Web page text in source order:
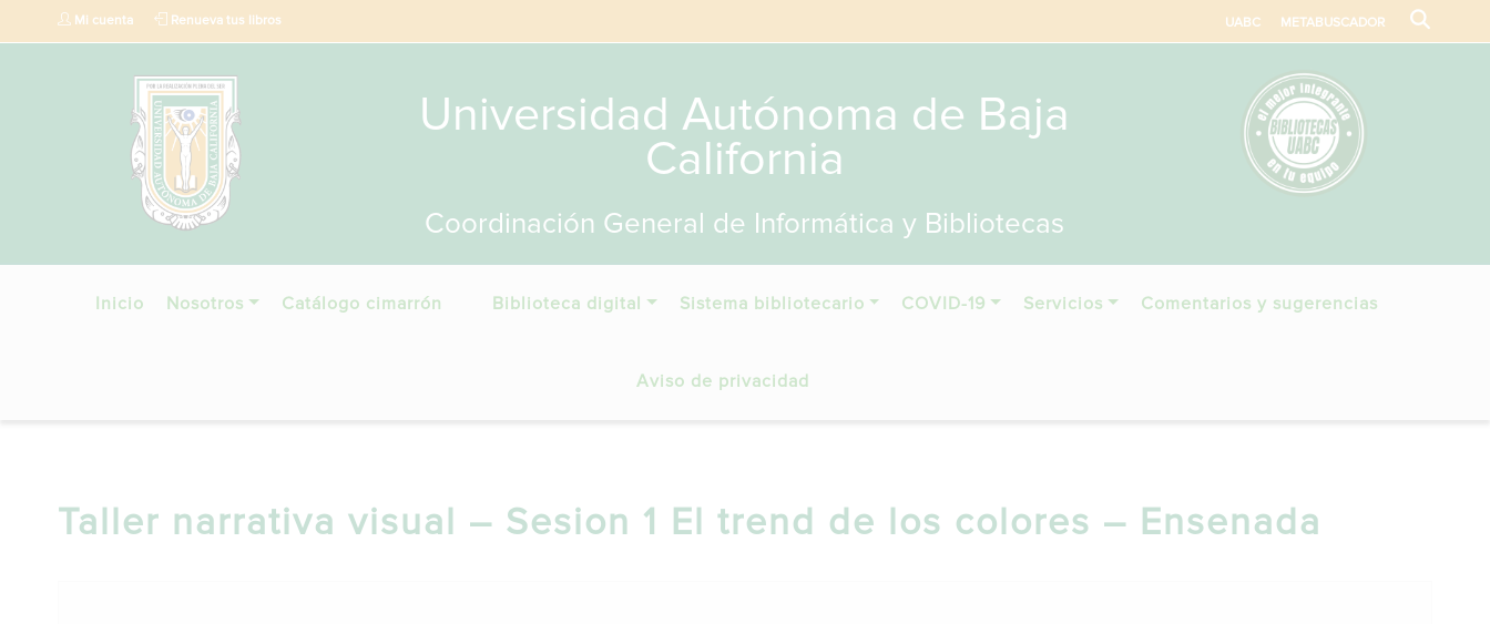
Mi cuenta Renueva tus libros UABC METABUSCADOR
Universidad Autónoma de Baja
California
Coordinación General de Informática y Bibliotecas
Inicio Nosotros Catálogo cimarrón Biblioteca digital Sistema bibliotecario COVID-19 Servicios Comentarios y sugerencias
Aviso de privacidad
Taller narrativa visual – Sesion 1 El trend de los colores – Ensenada